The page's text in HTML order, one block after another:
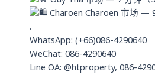
Charoen Charoen 市场 —
.
WhatsApp: (+66)086-4290640
WeChat: 086-4290640
Line OA: @htproperty, 086-